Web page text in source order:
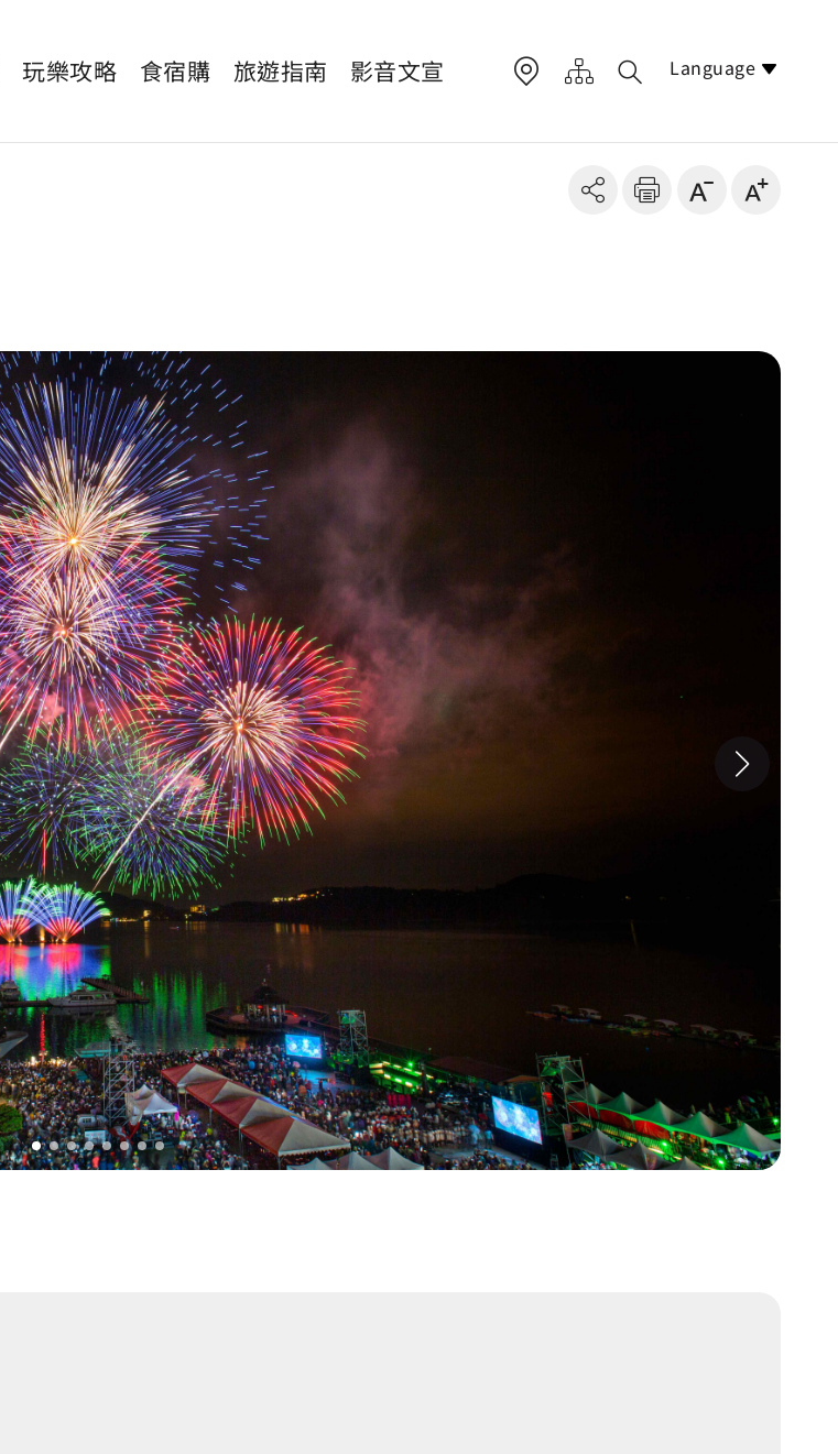
玩樂攻略 食宿購 旅遊指南 影音文宣 Language